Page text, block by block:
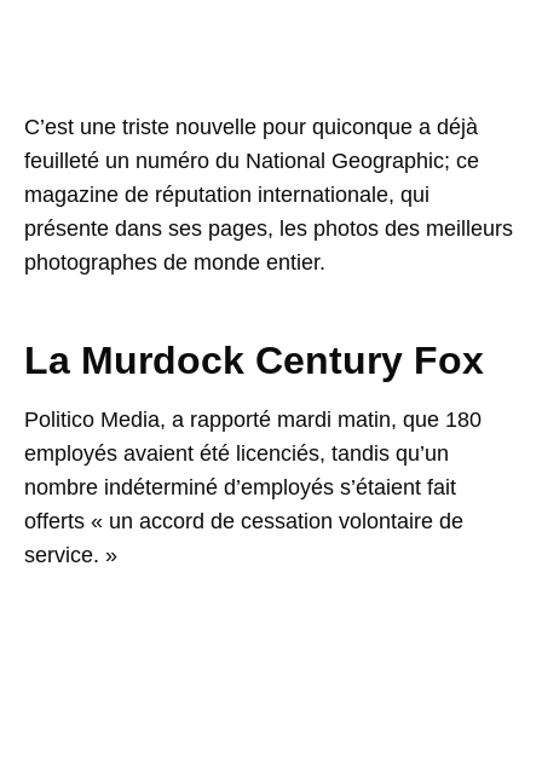
C’est une triste nouvelle pour quiconque a déjà
feuilleté un numéro du National Geographic; ce
magazine de réputation internationale, qui
présente dans ses pages, les photos des meilleurs
photographes de monde entier.
La Murdock Century Fox
Politico Media, a rapporté mardi matin, que 180
employés avaient été licenciés, tandis qu’un
nombre indéterminé d’employés s’étaient fait
offerts « un accord de cessation volontaire de
service. »